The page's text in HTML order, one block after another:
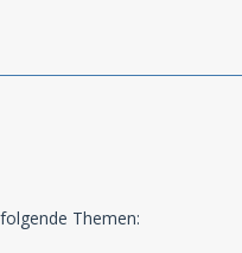
Themen: